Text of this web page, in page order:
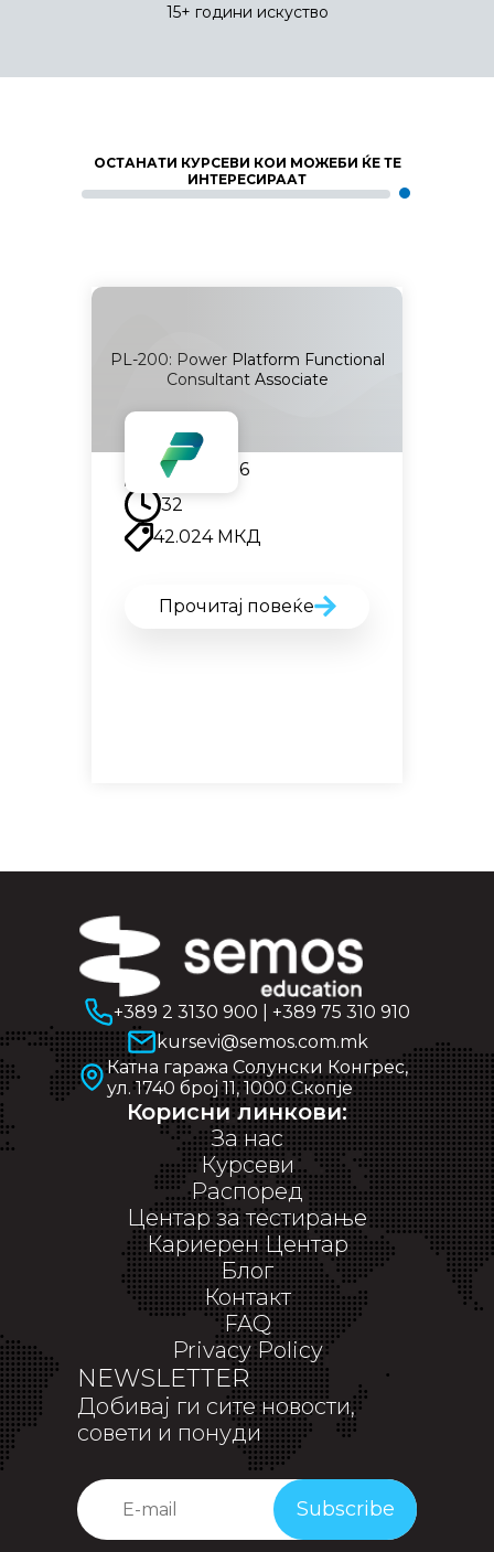
15+ години искуство
ОСТАНАТИ КУРСЕВИ КОИ МОЖЕБИ ЌЕ ТЕ
ИНТЕРЕСИРААТ
PL-200: Power Platform Functional
Consultant Associate
31.08.2026
32
42.024МКД
Прочитај повеќе
+389 2 3130 900
+389 75 310 910
kursevi@semos.com.mk
Катна гаража Солунски Конгрес,
ул. 1740 број 11, 1000 Скопје
Корисни линкови:
За нас
Курсеви
Распоред
Центар за тестирање
Кариерен Центар
Блог
Контакт
FAQ
Privacy Policy
NEWSLETTER
Добивај ги сите новости,
совети и понуди
Subscribe